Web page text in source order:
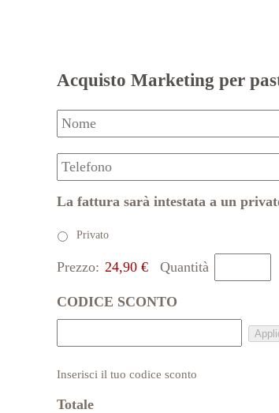
Acquisto Marketing per
Nome
Telefono
La fattura sarà intestata a un
Privato
Costo
Prezzo: 24,90 € Quantità
CODICE SCONTO
Inserisci il tuo codice sconto
Totale